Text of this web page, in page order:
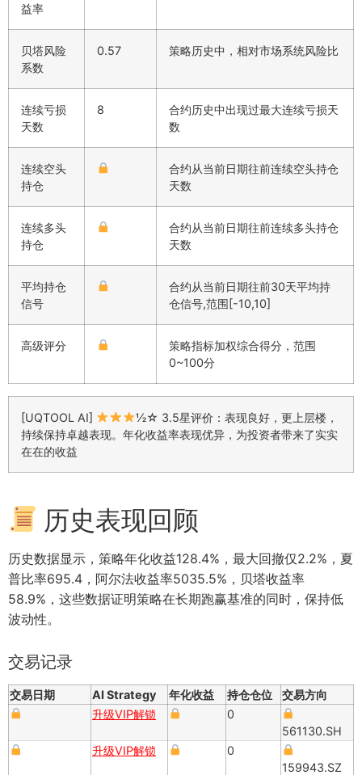
益率
贝塔风险
系数
0.57 策略历史中，相对市场系统风险比
连续亏损
天数
8
合约历史中出现过最大连续亏损天
数
连续空头
持仓
合约从当前日期往前连续空头持仓
天数
连续多头
持仓
合约从当前日期往前连续多头持仓
天数
平均持仓
信号
合约从当前日期往前30天平均持
仓信号,范围[-10,10]
高级评分
策略指标加权综合得分，范围
0~100分
[UQTOOL AI]
½☆ 3.5星评价：表现良好，更上层楼，
持续保持卓越表现。年化收益率表现优异，为投资者带来了实实
在在的收益
历史表现回顾
历史数据显示，策略年化收益128.4%，最大回撤仅2.2%，夏
普比率695.4，阿尔法收益率5035.5%，贝塔收益率
58.9%，这些数据证明策略在长期跑赢基准的同时，保持低
波动性。
交易记录
交易日期 AI Strategy 年化收益 持仓仓位
交易方向
升级VIP解锁
0
561130.SH
升级VIP解锁
0
159943.SZ